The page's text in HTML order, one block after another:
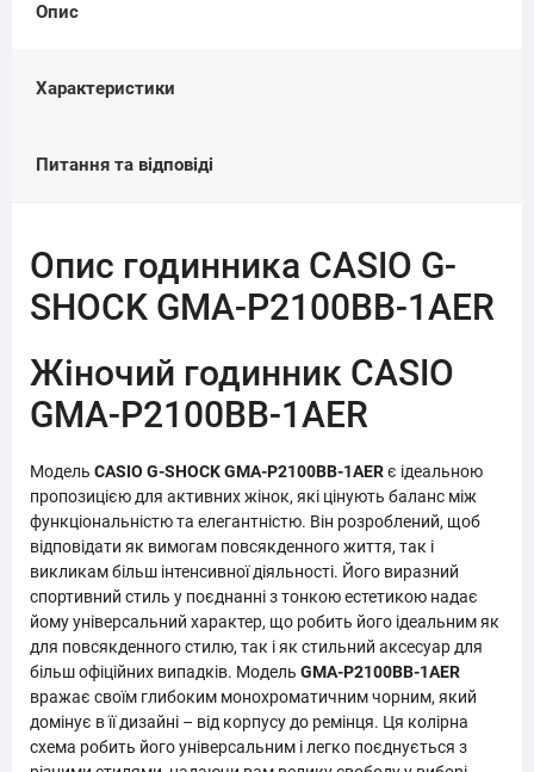
Опис
Характеристики
Питання та відповіді
Опис годинника CASIO G-
SHOCK GMA-P2100BB-1AER
Жіночий годинник CASIO
GMA-P2100BB-1AER
Модель CASIO G-SHOCK GMA-P2100BB-1AERє ідеальною
пропозицією для активних жінок, які цінують баланс між
функціональністю та елегантністю. Він розроблений, щоб
відповідати як вимогам повсякденного життя, так і
викликам більш інтенсивної діяльності. Його виразний
спортивний стиль у поєднанні з тонкою естетикою надає
йому універсальний характер, що робить його ідеальним як
для повсякденного стилю, так і як стильний аксесуар для
більш офіційних випадків. Модель GMA-P2100BB-1AER
вражає своїм глибоким монохроматичним чорним, який
домінує в її дизайні – від корпусу до ремінця. Ця колірна
схема робить його універсальним і легко поєднується з